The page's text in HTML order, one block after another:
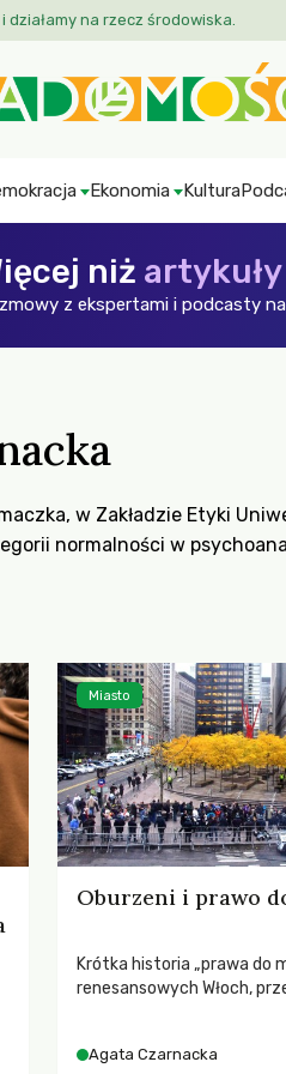
działamy na rzecz środowiska.
Ekonomia Kultura
niż artykuły
z ekspertami i podcasty na
w Zakładzie Etyki
normalności w
Oburzeni i prawo
Krótka historia „prawa do
renesansowych Włoch,
Agata Czarnacka
Miasto